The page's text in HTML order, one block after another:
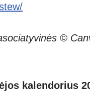
©
kalendorius